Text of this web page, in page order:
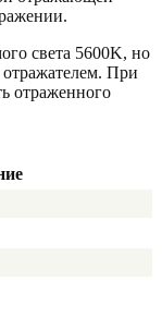
света 5600K, но
При
отраженного